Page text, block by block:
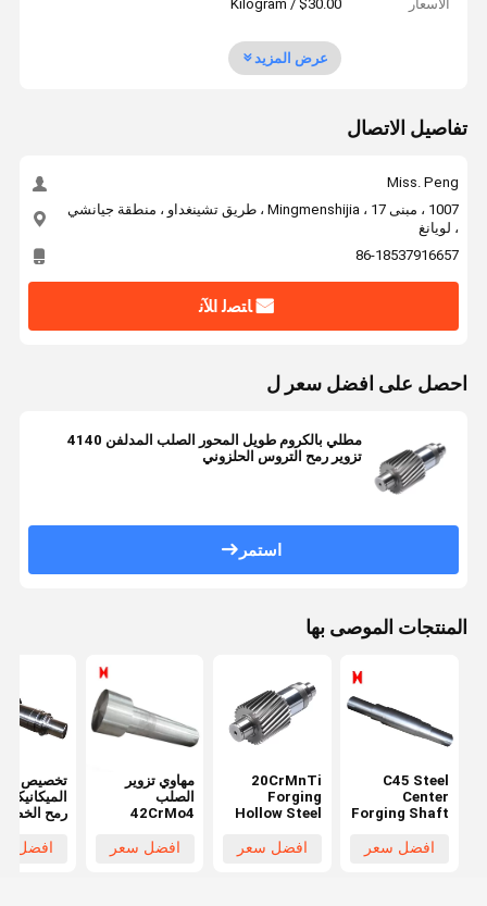
الأسعار $30.00 / Kilogram
عرض المزيد
تفاصيل الاتصال
Miss. Peng
1007 ، مبنى 17 ، Mingmenshijia ، طريق تشينغداو ، منطقة جيانشي
، لويانغ
86-18537916657
ﺎﺘﺼﻟ ﺍﻶﻧ
احصل على افضل سعر ل
مطلي بالكروم طويل المحور الصلب المدلفن 4140
تزوير رمح التروس الحلزوني
استمر
المنتجات الموصى بها
C45 Steel
Center
Forging Shaft
For Mining
افضل سعر
20CrMnTi
Forging
Hollow Steel
Module 3 For
Ball Grinding
افضل سعر
مهاوي تزوير
الصلب
42CrMo4
طويل الأسطوانة
افضل سعر
تخصيص
رمح
رمحافضل